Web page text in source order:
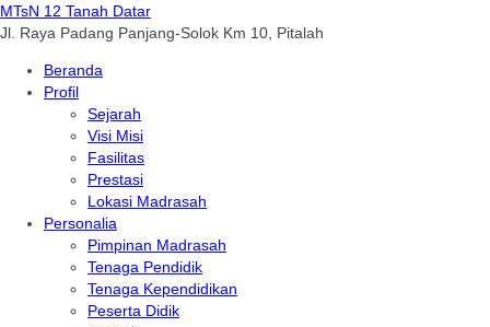
MTsN 12 Tanah Datar
Jl. Raya Padang Panjang-Solok Km 10, Pitalah
Beranda
Profil
Sejarah
Visi Misi
Fasilitas
Prestasi
Lokasi Madrasah
Personalia
Pimpinan Madrasah
Tenaga Pendidik
Tenaga Kependidikan
Peserta Didik